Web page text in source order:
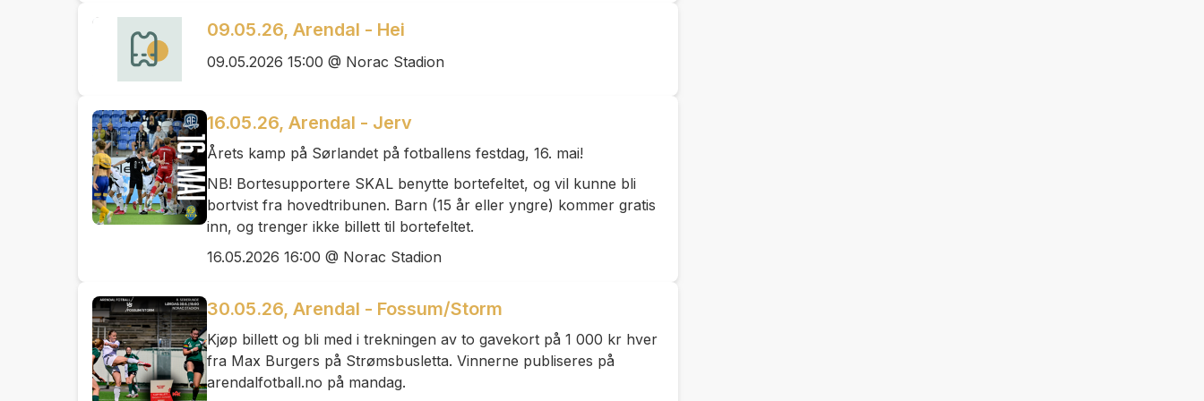
09.05.26, Arendal - Hei
09.05.2026 15:00 @ Norac Stadion
16.05.26, Arendal - Jerv
Årets kamp på Sørlandet på fotballens festdag, 16. mai!
NB! Bortesupportere SKAL benytte bortefeltet, og vil kunne bli
bortvist fra hovedtribunen. Barn (15 år eller yngre) kommer gratis
inn, og trenger ikke billett til bortefeltet.
16.05.2026 16:00 @ Norac Stadion
30.05.26, Arendal - Fossum/Storm
Kjøp billett og bli med i trekningen av to gavekort på 1 000 kr hver
fra Max Burgers på Strømsbusletta. Vinnerne publiseres på
arendalfotball.no på mandag.